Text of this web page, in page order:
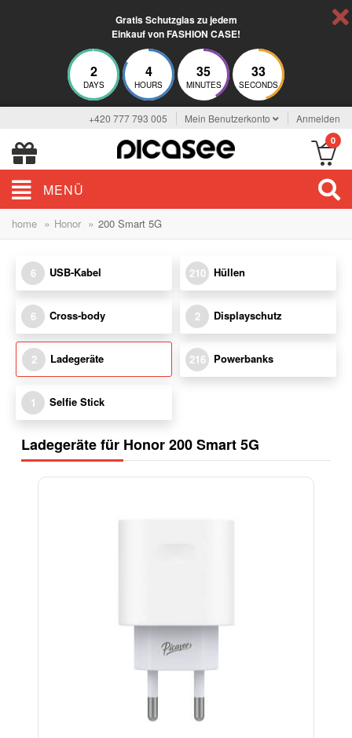
Gratis Schutzglas zu jedem
Einkauf von FASHION CASE!
2
DAYS
4
HOURS
35
MINUTES
33
SECONDS
+420 777 793 005 Mein Benutzerkonto Anmelden
0
MENÜ
home » Honor » 200 Smart 5G
6 USB-Kabel 210 Hüllen
6 Cross-body 2 Displayschutz
2 Ladegeräte 216 Powerbanks
1 Selfie Stick
Ladegeräte für Honor 200 Smart 5G